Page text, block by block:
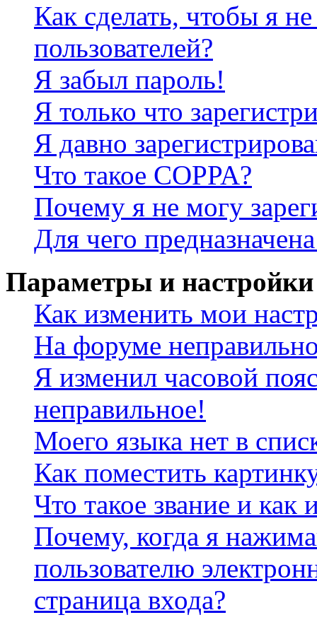
Как сделать, чтобы я
пользователей?
Я забыл пароль!
Я только что
Я давно
Что такое COPPA?
Почему я не могу
Для чего
Параметры и настройки
Как изменить мои
На форуме
Я изменил часовой
неправильное!
Моего языка нет в
Как поместить
Что такое звание и как
Почему, когда я
пользователю
страница входа?